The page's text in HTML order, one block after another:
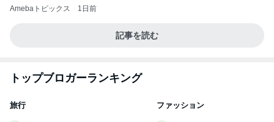
Amebaトピックス 1日前
記事を読む
トップブロガーランキング
旅行 ファッション